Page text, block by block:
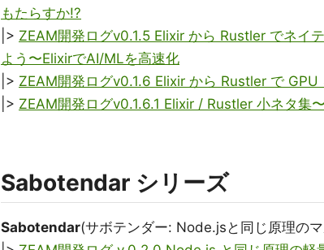
もたらすか!?
|> ZEAM開発ログv0.1.5 Elixir から Rustler でネイ
よう〜ElixirでAI/MLを高速化
|> ZEAM開発ログv0.1.6 Elixir から Rustler で
|> ZEAM開発ログv0.1.6.1 Elixir / Rustler 小ネタ集
Sabotendar シリーズ
Sabotendar(サボテンダー: Node.jsと同じ原理の